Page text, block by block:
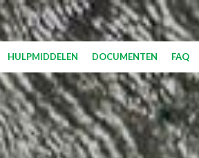
HULPMIDDELEN DOCUMENTEN FAQ